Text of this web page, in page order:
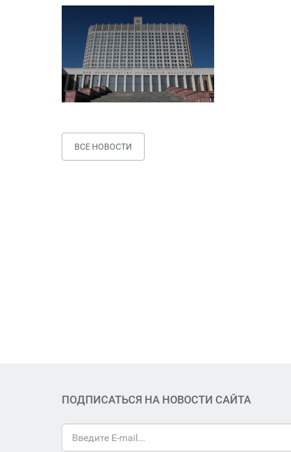
ВСЕ НОВОСТИ
ПОДПИСАТЬСЯ НА НОВОСТИ САЙТА